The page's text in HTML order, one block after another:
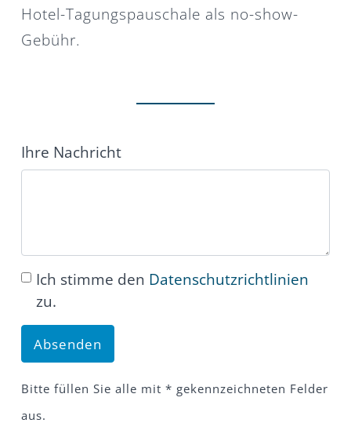
Hotel-Tagungspauschale als no-show-
Gebühr.
Ihre Nachricht
Ich stimme den Datenschutzrichtlinien
zu.
Absenden
Bitte füllen Sie alle mit * gekennzeichneten Felder
aus.